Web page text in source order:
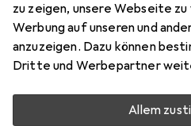
zu zeigen, unsere Webseite
Werbung auf unseren und
anzuzeigen. Dazu können
Dritte und Werbepartner
Allem
1
Bewertungen
Zwischen Di, 18.8. und Do,
Nur 2 Stück an Lager beim